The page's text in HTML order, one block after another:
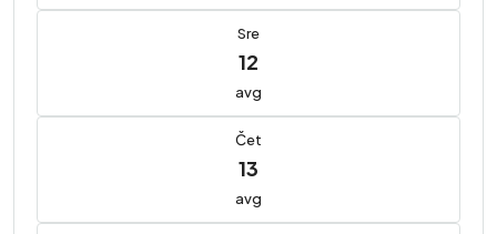
Sre
12
avg
Čet
13
avg